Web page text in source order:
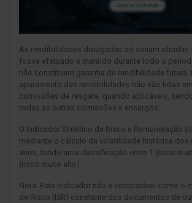
As rendibilidades divulgadas só seriam obtidas
fosse efetuado e mantido durante todo o
não constituem garantia de rendibilidade futura.
apuramento das rendibilidades não são tidas
comissões de resgate, quando aplicáveis,
todas as outras comissões e encargos.
O Indicador Sintético de Risco e Remuneração
mediante o cálculo da volatilidade histórica dos
anos, tendo uma classificação entre 1 (risco
(risco muito alto).
Nota: Este indicador não é comparável como o
de Risco (ISR) constante dos documentos de